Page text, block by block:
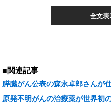
全文表
■関連記事
膵臓がん公表の森永卓郎さんが
原発不明がんの治療薬が世界初